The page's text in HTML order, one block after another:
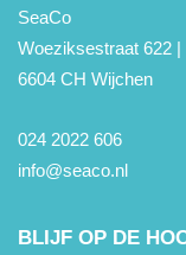
SeaCo
Woeziksestraat 622 |
6604 CH Wijchen
024 2022 606
info@seaco.nl
BLIJF OP DE